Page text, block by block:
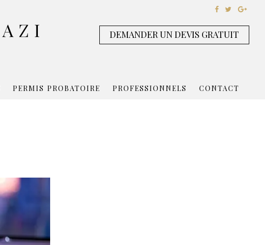
DEMANDER UN DEVIS GRATUIT
PERMIS PROBATOIRE PROFESSIONNELS CONTACT